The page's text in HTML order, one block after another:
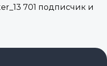
701 подписчик и